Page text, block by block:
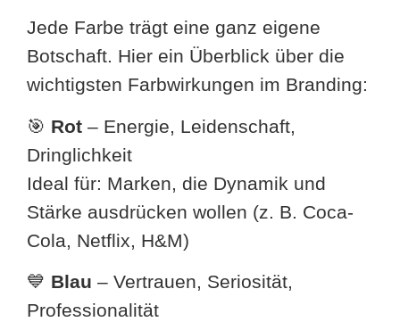
Jede Farbe trägt eine ganz eigene
Botschaft. Hier ein Überblick über die
wichtigsten Farbwirkungen im Branding:
🎯 Rot – Energie, Leidenschaft,
Dringlichkeit
Ideal für: Marken, die Dynamik und
Stärke ausdrücken wollen (z. B. Coca-
Cola, Netflix, H&M)
💙 Blau – Vertrauen, Seriosität,
Professionalität